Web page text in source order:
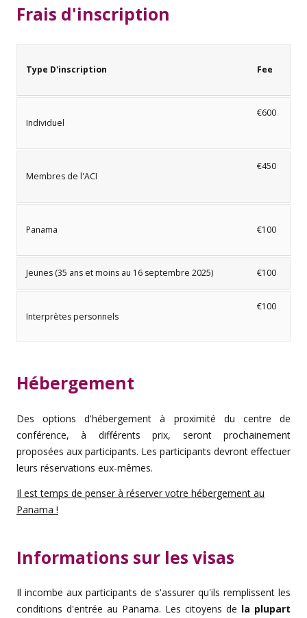
Frais d'inscription
Type D'inscription Fee
Individuel
€600
Membres de l'ACI
€450
Panama €100
Jeunes (35 ans et moins au 16 septembre 2025) €100
Interprètes personnels
€100
Hébergement
Des options d'hébergement à proximité du centre de
conférence, à différents prix, seront prochainement
proposées aux participants. Les participants devront effectuer
leurs réservations eux-mêmes.
Il est temps de penser à réserver votre hébergement au
Panama !
Informations sur les visas
Il incombe aux participants de s'assurer qu'ils remplissent les
conditions d'entrée au Panama. Les citoyens de la plupart